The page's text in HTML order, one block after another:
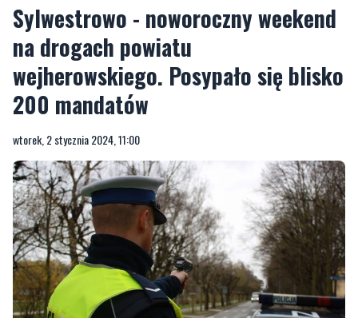
Sylwestrowo - noworoczny weekend
na drogach powiatu
wejherowskiego. Posypało się blisko
200 mandatów
wtorek, 2 stycznia 2024, 11:00